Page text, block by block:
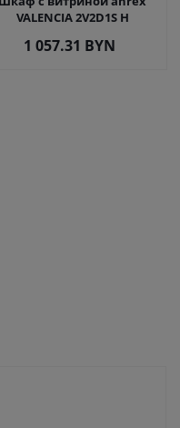
VALENCIA 2V2D1S Н
1 057.31 BYN